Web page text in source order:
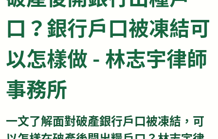
口？銀行戶口被凍結可
以怎樣做 - 林志宇律師
事務所
一文了解面對破產銀行戶口被凍結，可